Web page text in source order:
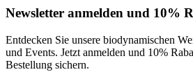
Newsletter anmelden und 10%
Entdecken Sie unsere biodynamischen
und Events. Jetzt anmelden und 10%
Bestellung sichern.